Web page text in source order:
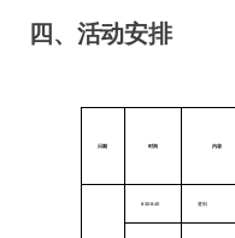
四、活动安排
日期 时间 内容
8:30-8:40 签到